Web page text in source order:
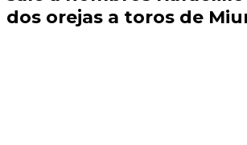
dos orejas a toros de